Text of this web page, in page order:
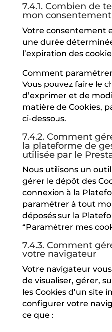
7.4.1. Combien de
mon consentement
Votre consentement
une durée
l’expiration des
Comment paramétrer
Vous pouvez faire le
d’exprimer et de
matière de Cookies,
ci-dessous.
7.4.2. Comment
la plateforme de
utilisée par le
Nous utilisons un
gérer le dépôt des
connexion à la
paramétrer à tout
déposés sur la
“Paramétrer mes
7.4.3. Comment
votre navigateur
Votre navigateur
de visualiser, gérer,
les Cookies d’un site
configurer votre
ce que :